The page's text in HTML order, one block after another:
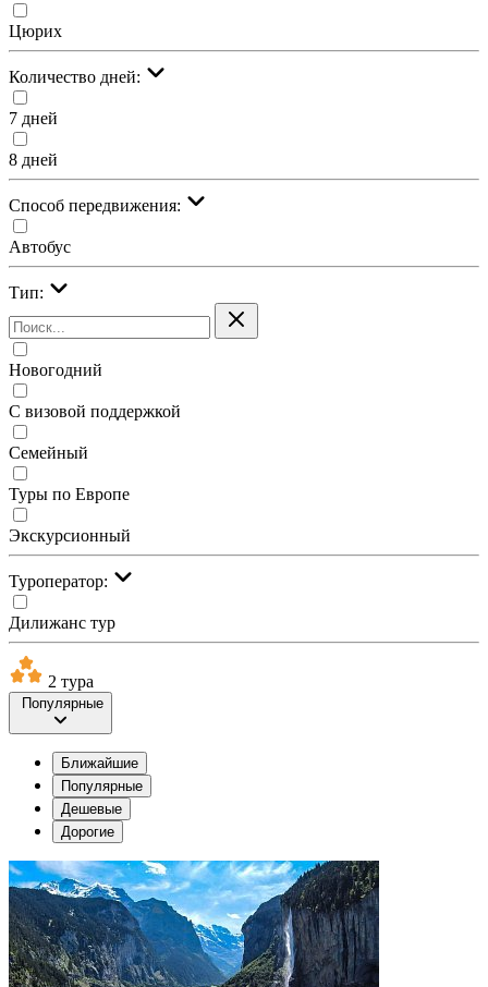
Цюрих
Количество дней:
7 дней
8 дней
Cпособ передвижения:
Автобус
Тип:
Новогодний
С визовой поддержкой
Семейный
Туры по Европе
Экскурсионный
Туроператор:
Дилижанс тур
2 тура
Популярные
Ближайшие
Популярные
Дешевые
Дорогие